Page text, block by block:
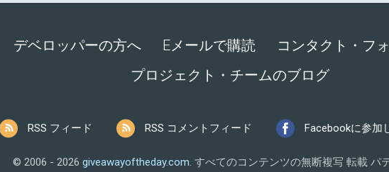
デベロッパーの方へ Eメールで購読
コンタクト・フ
プロジェクト・チームのブログ
RSS フィード RSS コメントフィード Facebookに参加
© 2006 - 2026 giveawayoftheday.com. すべてのコンテンツの無断複写 転載 パ